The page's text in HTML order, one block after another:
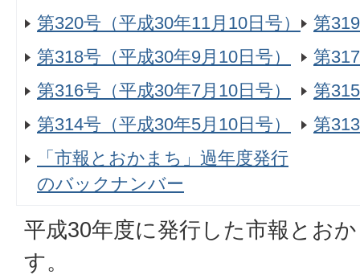
第320号（平成30年11月10日号）
第
第318号（平成30年9月10日号）
第
第316号（平成30年7月10日号）
第
第314号（平成30年5月10日号）
第
「市報とおかまち」過年度発行
のバックナンバー
平成30年度に発行した市報とお
す。